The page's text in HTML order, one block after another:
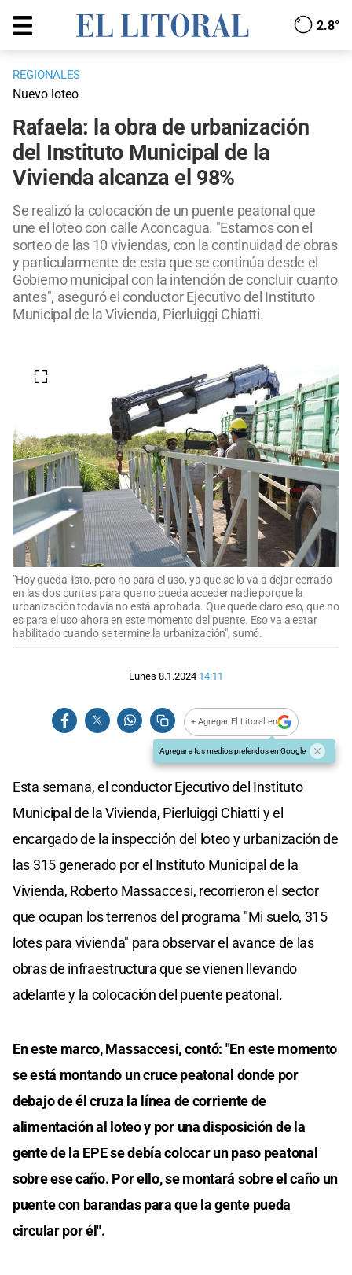
2.8°
REGIONALES
Nuevo loteo
Rafaela: la obra de urbanización
del Instituto Municipal de la
Vivienda alcanza el 98%
Se realizó la colocación de un puente peatonal que
une el loteo con calle Aconcagua. "Estamos con el
sorteo de las 10 viviendas, con la continuidad de obras
y particularmente de esta que se continúa desde el
Gobierno municipal con la intención de concluir cuanto
antes", aseguró el conductor Ejecutivo del Instituto
Municipal de la Vivienda, Pierluiggi Chiatti.
"Hoy queda listo, pero no para el uso, ya que se lo va a dejar cerrado
en las dos puntas para que no pueda acceder nadie porque la
urbanización todavía no está aprobada. Que quede claro eso, que no
es para el uso ahora en este momento del puente. Eso va a estar
habilitado cuando se termine la urbanización", sumó.
Lunes 8.1.2024 14:11
+ Agregar El Litoral en
Agregar a tus medios preferidos en Google
Esta semana, el conductor Ejecutivo del Instituto
Municipal de la Vivienda, Pierluiggi Chiatti y el
encargado de la inspección del loteo y urbanización de
las 315 generado por el Instituto Municipal de la
Vivienda, Roberto Massaccesi, recorrieron el sector
que ocupan los terrenos del programa "Mi suelo, 315
lotes para vivienda" para observar el avance de las
obras de infraestructura que se vienen llevando
adelante y la colocación del puente peatonal.
En este marco, Massaccesi, contó: "En este momento
se está montando un cruce peatonal donde por
debajo de él cruza la línea de corriente de
alimentación al loteo y por una disposición de la
gente de la EPE se debía colocar un paso peatonal
sobre ese caño. Por ello, se montará sobre el caño un
puente con barandas para que la gente pueda
circular por él".